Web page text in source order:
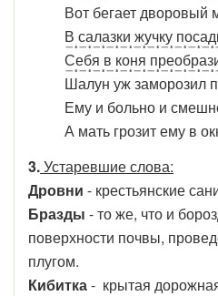
Вот бегает дворовый
В салазки жучку
Себя в коня
Шалун уж заморозил
Ему и больно и
А мать грозит ему в
3.Устаревшие слова:
Дровни - крестьянские
Бразды - то же, что и
поверхности почвы,
плугом.
Кибитка- крытая